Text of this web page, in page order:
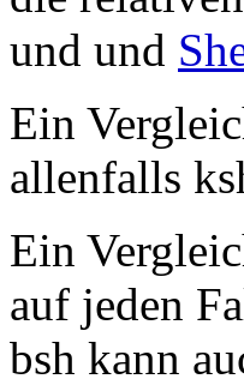
und und
Ein
allenfalls
Ein
auf jeden
bsh kann